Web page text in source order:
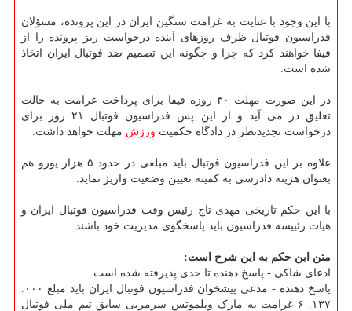
با این وجود با عنایت به غرامت سنگین ایران در این پرونده، مسؤلان
فدراسیون فوتبال ظرف روزهای آینده درخواست ریز پرونده را از
فیفا خواهند کرد که چرا و چگونه این تصمیم ضد فوتبال ایران اتخاذ
شده است.
در این صورت مهلت ۳۰ روزه فیفا برای پرداخت غرامت به حالت
تعلیق در می آید و از این پس فدراسیون فوتبال ۲۱ روز برای
درخواست تجدیدنظر در دادگاه حکمیت ورزش مهلت خواهد داشت.
علاوه بر این فدراسیون فوتبال باید مبلغی در حدود ۵ هزار یورو هم
بعنوان هزینه دادرسی به کمیته تعیین وضعیت واریز نماید.
با این حکم تاریخی مهدی تاج رئیس وقت فدراسیون فوتبال ایران و
هیات رئییسه فدراسیون باید پاسخگوی مدیریت خود باشند.
متن این حکم به این شرح است:
ادعای شاکی - پاسخ دهنده تا حدی پذیرفته شده است
۱۳۷. ۶ غرامت به مارک ویلموتس سرمربی سابق تیم ملی فوتبال